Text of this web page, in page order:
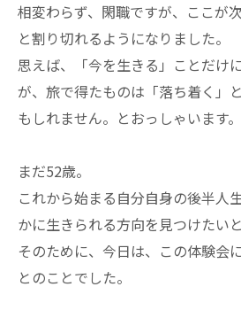
相変わらず、閑職ですが、ここが
と割り切れるようになりました。
思えば、「今を生きる」ことだけ
が、旅で得たものは「落ち着く」
もしれません。とおっしゃいます。
まだ52歳。
これから始まる自分自身の後半人
かに生きられる方向を見つけたい
そのために、今日は、この体験会
とのことでした。